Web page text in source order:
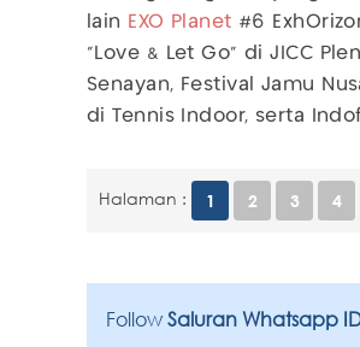
lain EXO Planet #6
"Love & Let Go" di JICC
Senayan, Festival Jamu
di Tennis Indoor, serta
Halaman : 1 2 3 4
Follow Saluran Whatsapp